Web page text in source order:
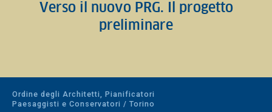
Verso il nuovo PRG. Il progetto
preliminare
Ordine degli Architetti, Pianificatori
Paesaggisti e Conservatori / Torino